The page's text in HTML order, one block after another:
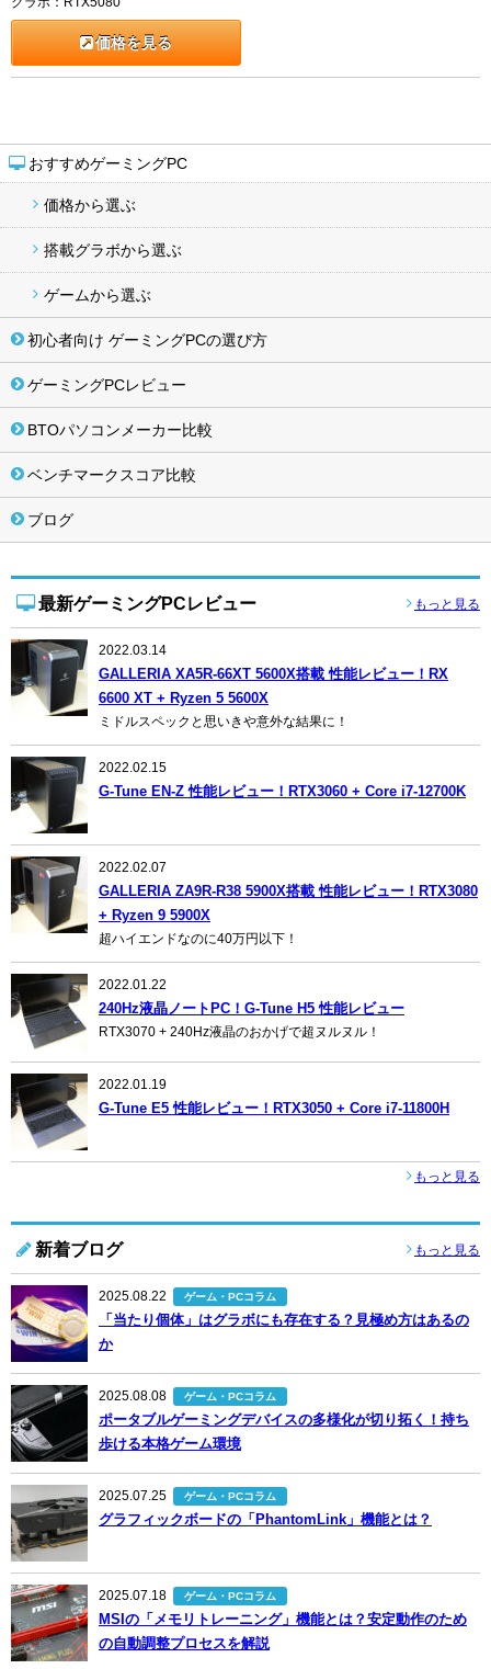
おすすめゲーミングPC
価格から選ぶ
搭載グラボから選ぶ
ゲームから選ぶ
初心者向け ゲーミングPCの選び方
ゲーミングPCレビュー
BTOパソコンメーカー比較
ベンチマークスコア比較
ブログ
最新ゲーミングPCレビュー もっと見る
2022.03.14
GALLERIA XA5R-66XT 5600X搭載 性能レビュー！RX
6600 XT + Ryzen 5 5600X
ミドルスペックと思いきや意外な結果に！
2022.02.15
G-Tune EN-Z 性能レビュー！RTX3060 + Core i7-12700K
2022.02.07
GALLERIA ZA9R-R38 5900X搭載 性能レビュー！RTX3080
+ Ryzen 9 5900X
超ハイエンドなのに40万円以下！
2022.01.22
240Hz液晶ノートPC！G-Tune H5 性能レビュー
RTX3070 + 240Hz液晶のおかげで超ヌルヌル！
2022.01.19
G-Tune E5 性能レビュー！RTX3050 + Core i7-11800H
もっと見る
新着ブログ もっと見る
2025.08.22 ゲーム・PCコラム
「当たり個体」はグラボにも存在する？見極め方はあるの
か
2025.08.08 ゲーム・PCコラム
ポータブルゲーミングデバイスの多様化が切り拓く！持ち
歩ける本格ゲーム環境
2025.07.25 ゲーム・PCコラム
グラフィックボードの「PhantomLink」機能とは？
2025.07.18 ゲーム・PCコラム
MSIの「メモリトレーニング」機能とは？安定動作のため
の自動調整プロセスを解説
価格を見る